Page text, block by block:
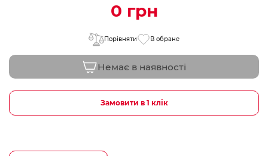
0 грн
Порівняти В обране
Немає в наявності
Замовити в 1 клік